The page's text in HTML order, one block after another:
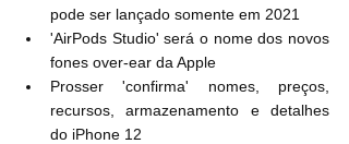
pode ser lançado somente em 2021
'AirPods Studio' será o nome dos novos
fones over-ear da Apple
Prosser 'confirma' nomes, preços,
recursos, armazenamento e detalhes
do iPhone 12